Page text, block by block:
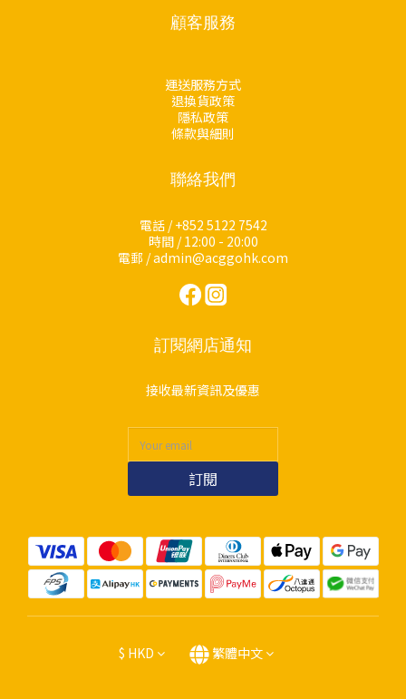
顧客服務
運送服務方式
退換貨政策
隱私政策
條款與細則
聯絡我們
電話 / +852 5122 7542
時間 / 12:00 - 20:00
電郵 / admin@acggohk.com
訂閱網店通知
接收最新資訊及優惠
訂閱
$ HKD 繁體中文